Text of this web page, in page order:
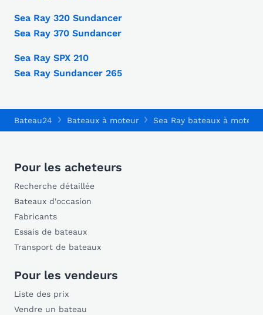
Sea Ray 320 Sundancer
Sea Ray 370 Sundancer
Sea Ray SPX 210
Sea Ray Sundancer 265
Bateau24 Bateaux à moteur Sea Ray bateaux à moteur
Pour les acheteurs
Recherche détaillée
Bateaux d'occasion
Fabricants
Essais de bateaux
Transport de bateaux
Pour les vendeurs
Liste des prix
Vendre un bateau